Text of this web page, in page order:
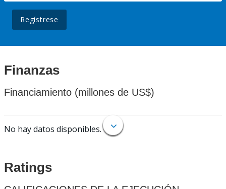
Regístrese
Finanzas
Financiamiento (millones de US$)
No hay datos disponibles.
Ratings